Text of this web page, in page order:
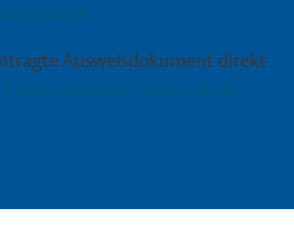
Ausweisdokument direkt
Informationen finden Sie in